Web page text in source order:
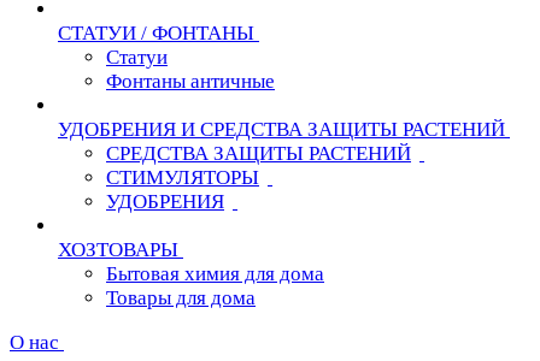
СТАТУИ / ФОНТАНЫ
Статуи
Фонтаны античные
УДОБРЕНИЯ И СРЕДСТВА ЗАЩИТЫ РАСТЕНИЙ
СРЕДСТВА ЗАЩИТЫ РАСТЕНИЙ
СТИМУЛЯТОРЫ
УДОБРЕНИЯ
ХОЗТОВАРЫ
Бытовая химия для дома
Товары для дома
О нас